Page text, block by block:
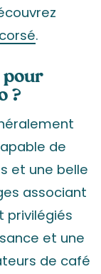
.
?
de
et une belle
associant
privilégiés
et une
de café